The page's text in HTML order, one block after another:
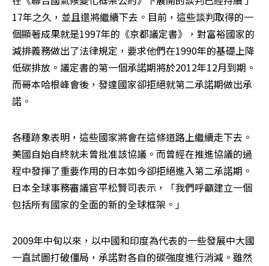
17年之久，並且還將繼續下去。目前，這些談判取得的一
個顯著成果就是1997年的《京都議定書》，對富裕國家的
減排義務做出了法律規定，要求他們在1990年的基礎上降
低碳排放。議定書的第一個承諾期將於2012年12月到期。
而哥本哈根峰會後，發達國家卻拒絕就第二承諾期做出承
諾。
各種跡象表明，這些國家將會在這條道路上繼續走下去。
美國自始自終就未曾批准該協議。而曾經在推進協議的過
程中發揮了重要作用的日本如今卻拒絕進入第二承諾期。
日本全球事務審議官平松賢司表示，「我們呼籲建立一個
包括所有國家的全面的新的全球框架。」
2009年中旬以來，以中國和印度為代表的一些發展中大國
一直試圖打破僵局，承諾對各自的碳強度進行消減。雖然